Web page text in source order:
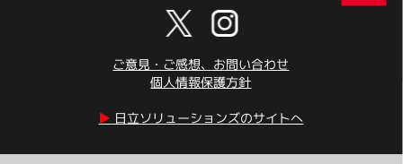
ご意見・ご感想、お問い合わせ
個人情報保護方針
▶︎ 日立ソリューションズのサイトへ